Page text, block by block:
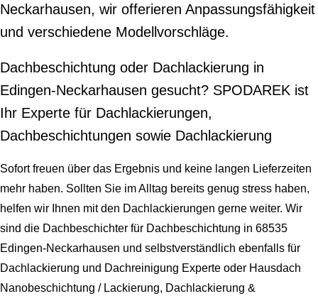
Neckarhausen, wir offerieren Anpassungsfähigkeit
und verschiedene Modellvorschläge.
Dachbeschichtung oder Dachlackierung in
Edingen-Neckarhausen gesucht? SPODAREK ist
Ihr Experte für Dachlackierungen,
Dachbeschichtungen sowie Dachlackierung
Sofort freuen über das Ergebnis und keine langen Lieferzeiten
mehr haben. Sollten Sie im Alltag bereits genug stress haben,
helfen wir Ihnen mit den Dachlackierungen gerne weiter. Wir
sind die Dachbeschichter für Dachbeschichtung in 68535
Edingen-Neckarhausen und selbstverständlich ebenfalls für
Dachlackierung und Dachreinigung Experte oder Hausdach
Nanobeschichtung / Lackierung, Dachlackierung &